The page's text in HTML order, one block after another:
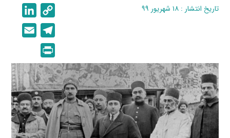
تاریخ انتشار : ۱۸ شهریور ۹۹
o
p
y
L
i
n
k
i
n
e
d
I
n
e
l
e
g
r
a
m
i
l
r
i
n
t